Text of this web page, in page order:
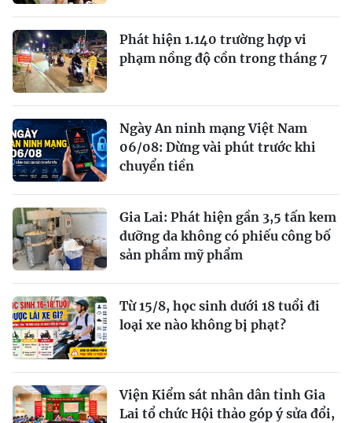
Phát hiện 1.140 trường hợp vi
phạm nồng độ cồn trong tháng 7
Ngày An ninh mạng Việt Nam
06/08: Dừng vài phút trước khi
chuyển tiền
Gia Lai: Phát hiện gần 3,5 tấn kem
dưỡng da không có phiếu công bố
sản phẩm mỹ phẩm
Từ 15/8, học sinh dưới 18 tuổi đi
loại xe nào không bị phạt?
Viện Kiểm sát nhân dân tỉnh Gia
Lai tổ chức Hội thảo góp ý sửa đổi,